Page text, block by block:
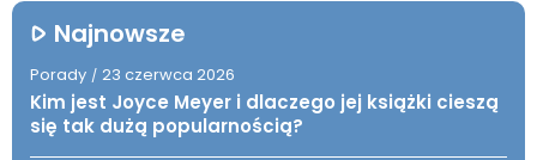
Najnowsze
Porady / 23 czerwca 2026
Kim jest Joyce Meyer i dlaczego jej książki cieszą
się tak dużą popularnością?